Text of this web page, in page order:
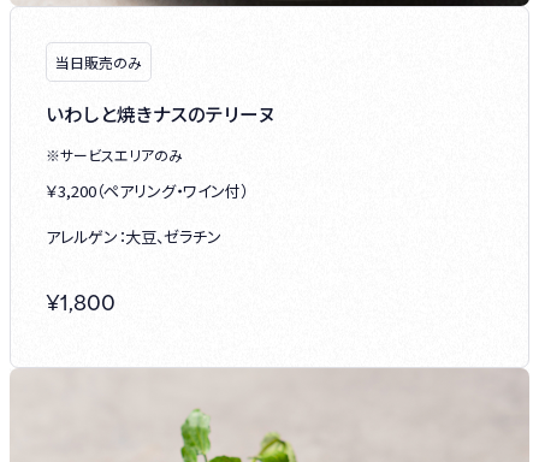
当日販売のみ
いわしと焼きナスのテリーヌ
※サービスエリアのみ
￥3,200（ペアリング・ワイン付）
アレルゲン：大豆、ゼラチン
¥1,800